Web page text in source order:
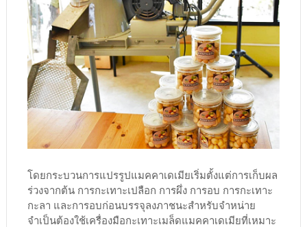
โดยกระบวนการแปรรูปแมคคาเดเมียเริ่มตั้งแต่การเก็บผล
ร่วงจากต้น การกะเทาะเปลือก การผึ่ง การอบ การกะเทาะ
กะลา และการอบก่อนบรรจุลงภาชนะสำหรับจำหน่าย
จำเป็นต้องใช้เครื่องมือกะเทาะเมล็ดแมคคาเดเมียที่เหมาะ